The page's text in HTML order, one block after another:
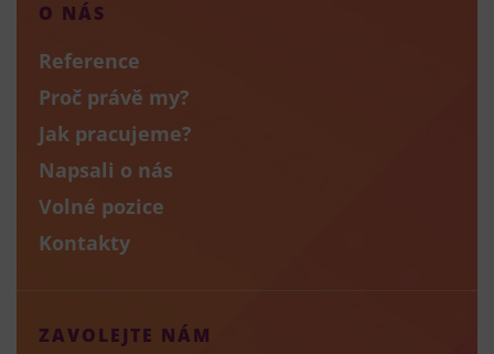
O NÁS
Reference
Proč právě my?
Jak pracujeme?
Napsali o nás
Volné pozice
Kontakty
ZAVOLEJTE NÁM